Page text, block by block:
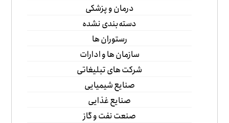
درمان و پزشکی
دسته‌بندی نشده
رستوران ها
سازمان ها و ادارات
شرکت های تبلیغاتی
صنایع شیمیایی
صنایع غذایی
صنعت نفت و گاز